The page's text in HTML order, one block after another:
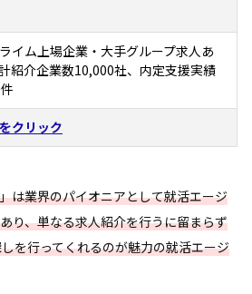
イム上場企業・大手グループ求人あ
紹介企業数10,000社、内定支援実績
クリック
」は業界のパイオニアとして就活エージ
り、単なる求人紹介を行うに留まらず
を行ってくれるのが魅力の就活エージ